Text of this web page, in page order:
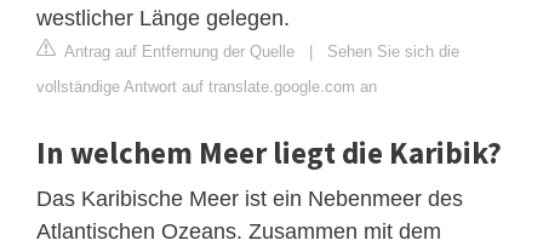
westlicher Länge gelegen.
Antrag auf Entfernung der Quelle
Sehen Sie sich die
vollständige Antwort auf translate.google.com an
In welchem Meer liegt die Karibik?
Das Karibische Meer ist ein Nebenmeer des
Atlantischen Ozeans. Zusammen mit dem